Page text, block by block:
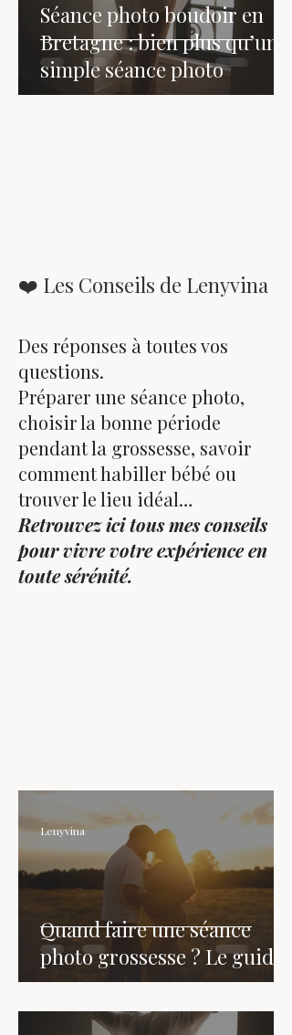
Séance photo boudoir en
Bretagne : bien plus qu’une
simple séance photo
❤️ Les Conseils de Lenyvina
Des réponses à toutes vos
questions.
Préparer une séance photo,
choisir la bonne période
pendant la grossesse, savoir
comment habiller bébé ou
trouver le lieu idéal…
Retrouvez ici tous mes conseils
pour vivre votre expérience en
toute sérénité.
Quand faire une séance
photo grossesse ? Le guide
Lenyvina